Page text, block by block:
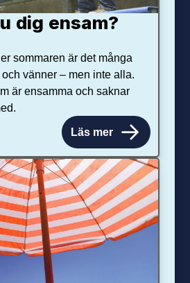
dig ensam?
sommaren är det många
vänner – men inte alla.
är ensamma och saknar
Läs mer